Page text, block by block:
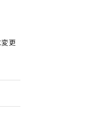
更